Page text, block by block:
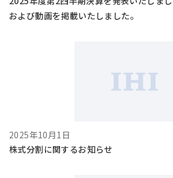
および動画を掲載いたしました。
2025年10月1日
株式分割に関するお知らせ